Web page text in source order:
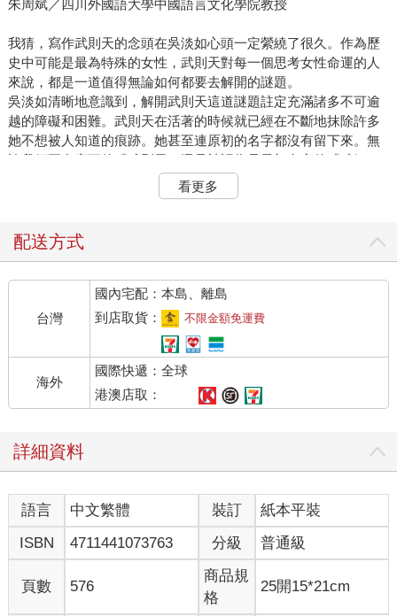
朱周斌／四川外國語大學中國語言文化學院教授
我猜，寫作武則天的念頭在吳淡如心頭一定縈繞了很久。作為歷
史中可能是最為特殊的女性，武則天對每一個思考女性命運的人
來說，都是一道值得無論如何都要去解開的謎題。
吳淡如清晰地意識到，解開武則天這道謎題註定充滿諸多不可逾
越的障礙和困難。武則天在活著的時候就已經在不斷地抹除許多
她不想被人知道的痕跡。她甚至連原初的名字都沒有留下來。無
論我們正在寫下的「武則天」還是被認為是最初名字的「武媚
娘」，其實都不是她來自於父母的原初名字。然而，這一原初名
字的缺失，可能正是武則天自己想要的結果。她顯然不希望她被
的，史料的增刪和修飾在武則天活著的時候即已開始。所以她放
輯，去重構歷史內在的軌跡和線索。沿著細微的人性，去探究宏
大歷史背後所深藏的幽暗，正是吳淡如揭開武則天這道巨大謎團
的鑰匙。
基於這一點，吳淡如並沒有把武則天作為一個現代女性先驅的典
範來看待。相反，吳淡如將武則天看成是一個在男性權力世界中
按照男性的權力法則去塑造自我和歷史的人。她是她的時代中不
斷生長出來的一個個體，同時也是那個時代本身結出的一個必然
的果實。從後一個角度看，武則天是按照某種不以包括她自己在
因此，吳淡如沒有將武則天看成是某種一以貫之的人格。她避免
了簡單的道德審判。道德可以審判作為母親、作為一個個體的武
則天，但無法審判作為歷史和政治人物的武則天。吳淡如要做
的，是在歷史的邏輯中去把握個體邏輯中的武則天。武則天是作
為她自己的武則天，更是把自己放到歷史環境中去應付各種不同
情境的武則天。正是這種雙重的張力構成了她的活動軌跡、行動
吳淡如描述的武則天的人生，其開端不過是在權力的冷酷中努力
存活下來的卑微個體。但是隨著她自保的成功，她進入到了李治
看更多
配送方式
台灣
國內宅配：本島、離島
到店取貨：
不限金額免運費
海外
國際快遞：全球
港澳店取：
詳細資料
語言 中文繁體 裝訂
紙本平裝
ISBN
4711441073763 分級 普通級
頁數 576
商品規
格
25開15*21cm